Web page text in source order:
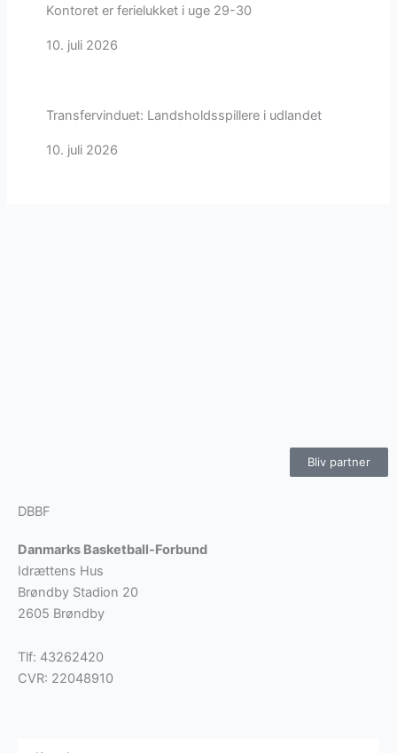
Kontoret er ferielukket i uge 29-30
10. juli 2026
Transfervinduet: Landsholdsspillere i udlandet
10. juli 2026
Bliv partner
DBBF
Danmarks Basketball-Forbund
Idrættens Hus
Brøndby Stadion 20
2605 Brøndby
Tlf: 43262420
CVR: 22048910